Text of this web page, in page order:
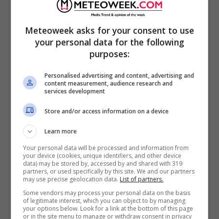
L’associazione a tutela dei consumatori, ha
fornito anche un esempio a sostegno della
propria tesi sulla presuntanon oggettività di
Selvaggia Lucarelli a “Ballando con le
Stelle” . Il nome fatto è quello diMietta, che
la giudice condannò l’anno scorso per motivi
che poco avevano a che vedere con il ballo e
il programma. Questo perché
a essere la giudice di Ballando è anche una
giornalista e porta avanti le sue idee. Per
questo ha parlato spesso delle motivazioni
Covid.La vicenda è ben nota e se ne è
Meteoweek asks for your consent to use
your personal data for the following
purposes:
Personalised advertising and content, advertising and
content measurement, audience research and
services development
Store and/or access information on a device
Learn more
Your personal data will be processed and information from
your device (cookies, unique identifiers, and other device
data) may be stored by, accessed by and shared with 319
partners, or used specifically by this site. We and our partners
may use precise geolocation data. List of partners.
Some vendors may process your personal data on the basis
of legitimate interest, which you can object to by managing
your options below. Look for a link at the bottom of this page
or in the site menu to manage or withdraw consent in privacy